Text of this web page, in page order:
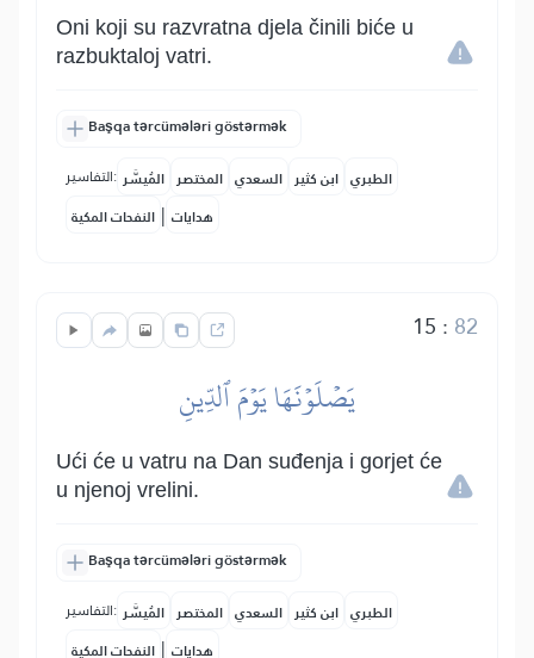
Oni koji su razvratna djela činili biće u
razbuktaloj vatri.
Başqa tərcümələri göstərmək
التفاسير: المُيسَّر المختصر السعدي ابن كثير الطبري
النفحات المكية | هدايات
15 : 82
يَصۡلَوۡنَهَا يَوۡمَ ٱلدِّينِ
Ući će u vatru na Dan suđenja i gorjet će
u njenoj vrelini.
Başqa tərcümələri göstərmək
التفاسير: المُيسَّر المختصر السعدي ابن كثير الطبري
النفحات المكية | هدايات